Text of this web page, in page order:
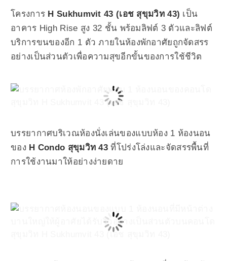
โครงการ H Sukhumvit 43 (เอช สุขุมวิท 43) เป็น
อาคาร High Rise สูง 32 ชั้น พร้อมลิฟต์ 3 ตัวและลิฟต์
บริการขนของอีก 1 ตัว ภายในห้องพักอาศัยถูกจัดสรร
อย่างเป็นส่วนตัวเพื่อความสุขอีกขั้นของการใช้ชีวิต
บรรยากาศบริเวณห้องนั่งเล่นของแบบห้อง 1 ห้องนอน
ของ H Condo สุขุมวิท 43 ที่โปร่งโล่งและจัดสรรพื้นที่
การใช้งานมาให้อย่างง่ายดาย